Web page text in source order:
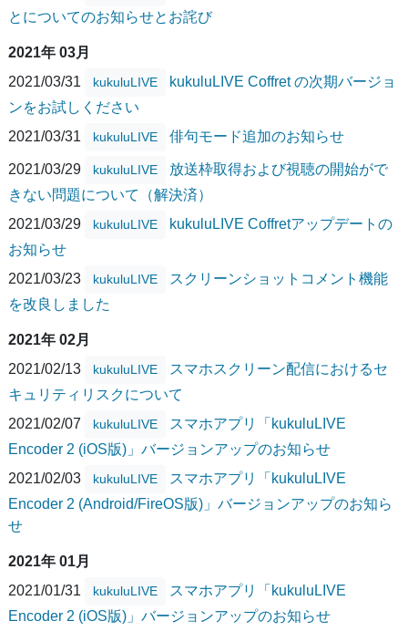
とについてのお知らせとお詫び
2021年 03月
2021/03/31
kukuluLIVE
kukuluLIVE Coffret の次期バージョ
ンをお試しください
2021/03/31
kukuluLIVE 俳句モード追加のお知らせ
2021/03/29 kukuluLIVE
放送枠取得および視聴の開始がで
きない問題について（解決済）
2021/03/29
kukuluLIVE
kukuluLIVE Coffretアップデートの
お知らせ
2021/03/23
kukuluLIVE
スクリーンショットコメント機能
を改良しました
2021年 02月
2021/02/13
kukuluLIVE
スマホスクリーン配信におけるセ
キュリティリスクについて
2021/02/07
kukuluLIVE
スマホアプリ「kukuluLIVE
Encoder 2 (iOS版)」バージョンアップのお知らせ
2021/02/03
kukuluLIVE
スマホアプリ「kukuluLIVE
Encoder 2 (Android/FireOS版)」バージョンアップのお知ら
せ
2021年 01月
2021/01/31
kukuluLIVE
スマホアプリ「kukuluLIVE
Encoder 2 (iOS版)」バージョンアップのお知らせ